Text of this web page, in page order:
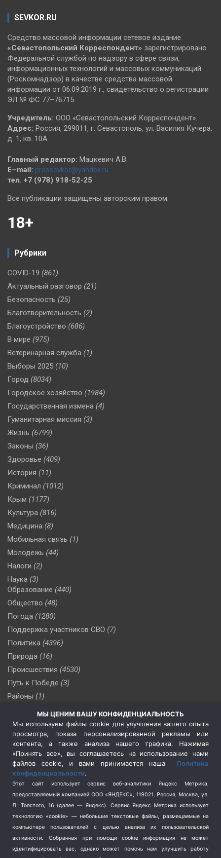
SEVKOR.RU
Средство массовой информации сетевое издание
«Севастопольский Корреспондент» зарегистрировано
Федеральной службой по надзору в сфере связи,
информационных технологий и массовых коммуникаций
(Роскомнадзор) в качестве средства массовой
информации от 06.09.2019 г., свидетельство о регистрации
ЭЛ № ФС 77–76715
Учредитель: ООО «Севастопольский Корреспондент».
Адрес: Россия, 299011, г. Севастополь, ул. Василия Кучера,
д. 1, кв. 10А
Главный редактор: Мацкевич А.В.
E–mail: pressevkor@yandex.ru
тел. +7 (978) 918-52-25
Все публикации защищены авторским правом.
18+
Рубрики
COVID-19 (861)
Актуальный разговор (21)
Безопасность (25)
Благотворительность (2)
Благоустройство (686)
В мире (975)
Ветеринарная служба (1)
Выборы 2025 (10)
Город (8034)
Городское хозяйство (1984)
Государственная измена (4)
Гуманитарная миссия (3)
Жизнь (6799)
Законы (36)
Здоровье (409)
История (11)
Криминал (1012)
Крым (1177)
Культура (816)
Медицина (8)
Мобильная связь (1)
Молодежь (44)
Налоги (2)
Наука (3)
Образование (440)
Общество (48)
Погода (1280)
Поддержка участников СВО (7)
Политика (4396)
Природа (16)
Происшествия (4530)
Путь к Победе (3)
Районы (1)
(509)
Сельское хозяйство (3)
Социальная политика
(3)
Спецоперация в Украине
Спецоперация на Украине
(404)
Спорт (740)
Терроризм (1)
Транспорт (262)
Туризм (178)
Флот (76)
МЫ ЦЕНИМ ВАШУ КОНФИДЕНЦИАЛЬНОСТЬ
Мы используем файлы cookie для улучшения вашего опыта
просмотра, показа персонализированной рекламы или
контента, а также анализа нашего трафика. Нажимая
«Принять все», вы соглашаетесь на использование нами
файлов cookie, и вами принимается наша Политика
конфиденциальности.
Этот сайт использует сервис веб-аналитики Яндекс Метрика,
предоставляемый компанией ООО «ЯНДЕКС», 119021, Россия, Москва, ул.
Л. Толстого, 16 (далее — Яндекс). Сервис Яндекс Метрика использует
технологию «cookie» — небольшие текстовые файлы, размещаемые на
компьютере пользователей с целью анализа их пользовательской
активности.
Собранная при помощи cookie информация не может
идентифицировать вас, однако может помочь нам улучшить работу